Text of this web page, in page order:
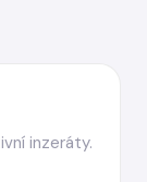
inzeráty.